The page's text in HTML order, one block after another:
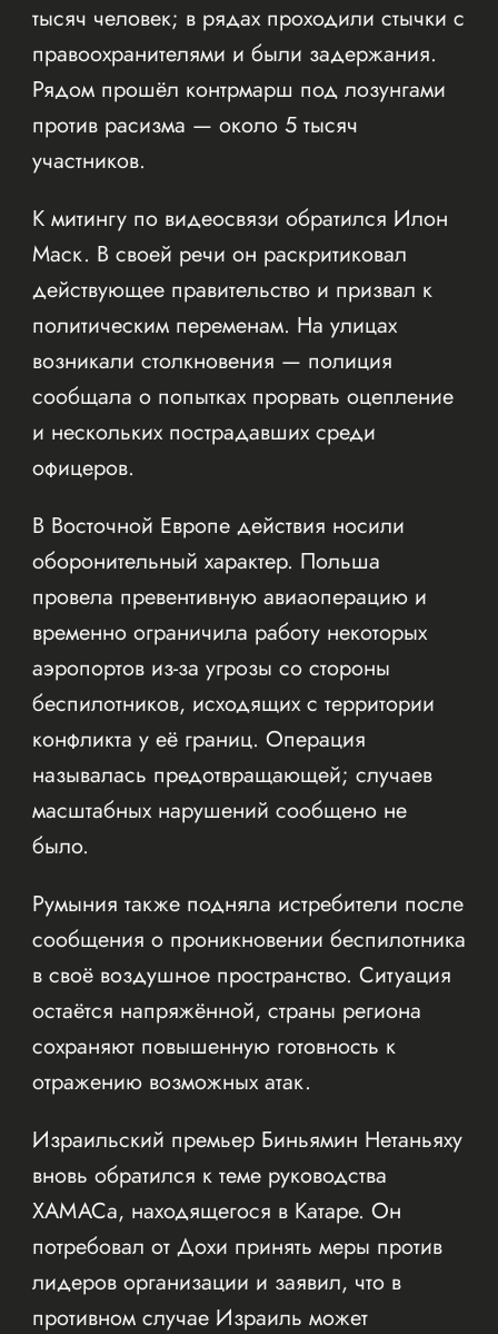
тысяч человек; в рядах проходили стычки с
правоохранителями и были задержания.
Рядом прошёл контрмарш под лозунгами
против расизма — около 5 тысяч
участников.
К митингу по видеосвязи обратился Илон
Маск. В своей речи он раскритиковал
действующее правительство и призвал к
политическим переменам. На улицах
возникали столкновения — полиция
сообщала о попытках прорвать оцепление
и нескольких пострадавших среди
офицеров.
В Восточной Европе действия носили
оборонительный характер. Польша
провела превентивную авиаоперацию и
временно ограничила работу некоторых
аэропортов из-за угрозы со стороны
беспилотников, исходящих с территории
конфликта у её границ. Операция
называлась предотвращающей; случаев
масштабных нарушений сообщено не
было.
Румыния также подняла истребители после
сообщения о проникновении беспилотника
в своё воздушное пространство. Ситуация
остаётся напряжённой, страны региона
сохраняют повышенную готовность к
отражению возможных атак.
Израильский премьер Биньямин Нетаньяху
вновь обратился к теме руководства
ХАМАСа, находящегося в Катаре. Он
потребовал от Дохи принять меры против
лидеров организации и заявил, что в
противном случае Израиль может